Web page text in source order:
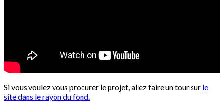
Si vous voulez vous procurer le projet, allez faire un tour sur le
site dans le rayon du fond.